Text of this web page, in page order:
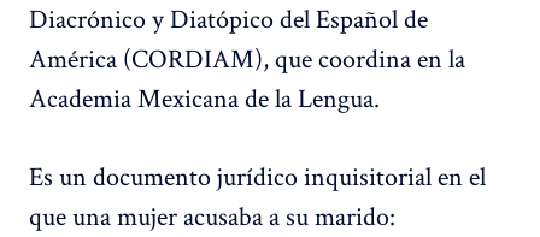
Diacrónico y Diatópico del Español de
América (CORDIAM), que coordina en la
Academia Mexicana de la Lengua.
Es un documento jurídico inquisitorial en el
que una mujer acusaba a su marido: